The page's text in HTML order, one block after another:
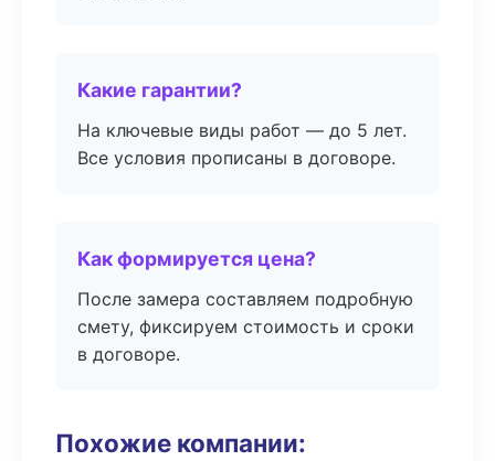
Какие гарантии?
На ключевые виды работ — до 5 лет.
Все условия прописаны в договоре.
Как формируется цена?
После замера составляем подробную
смету, фиксируем стоимость и сроки
в договоре.
Похожие компании: